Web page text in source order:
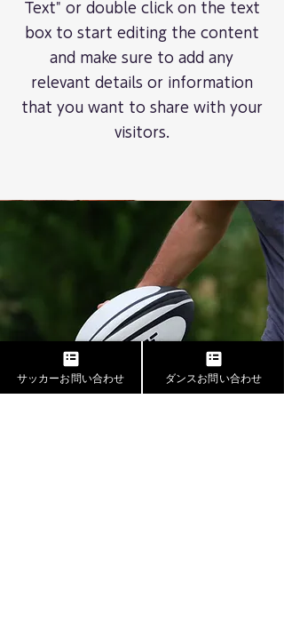
Text" or double click on the text
box to start editing the content
and make sure to add any
relevant details or information
that you want to share with your
visitors.
サッカーお問い合わせ ダンスお問い合わせ